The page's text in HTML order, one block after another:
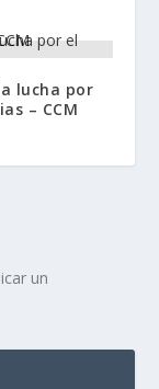
lucha por
– CCM
un